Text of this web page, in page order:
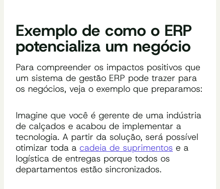
Exemplo de como o ERP
potencializa um negócio
Para compreender os impactos positivos que
um sistema de gestão ERP pode trazer para
os negócios, veja o exemplo que preparamos:
Imagine que você é gerente de uma indústria
de calçados e acabou de implementar a
tecnologia. A partir da solução, será possível
otimizar toda a cadeia de suprimentos e a
logística de entregas porque todos os
departamentos estão sincronizados.